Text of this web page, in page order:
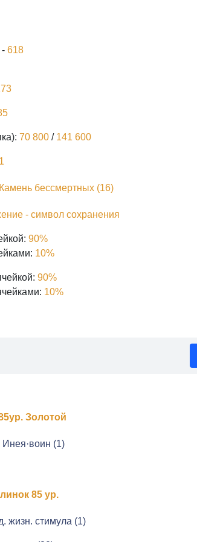
- 618
70 800 / 141 600
1
Камень бессмертных (16)
- символ сохранения
90%
10%
90%
10%
Золотой
(1)
85 ур.
жизн. стимула (1)